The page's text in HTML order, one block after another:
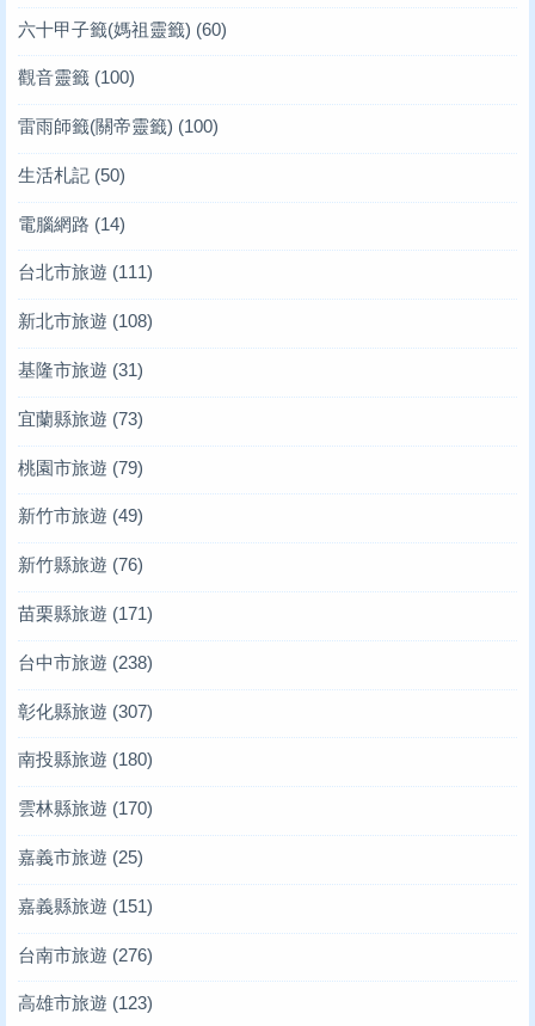
六十甲子籤(媽祖靈籤) (60)
觀音靈籤 (100)
雷雨師籤(關帝靈籤) (100)
生活札記 (50)
電腦網路 (14)
台北市旅遊 (111)
新北市旅遊 (108)
基隆市旅遊 (31)
宜蘭縣旅遊 (73)
桃園市旅遊 (79)
新竹市旅遊 (49)
新竹縣旅遊 (76)
苗栗縣旅遊 (171)
台中市旅遊 (238)
彰化縣旅遊 (307)
南投縣旅遊 (180)
雲林縣旅遊 (170)
嘉義市旅遊 (25)
嘉義縣旅遊 (151)
台南市旅遊 (276)
高雄市旅遊 (123)